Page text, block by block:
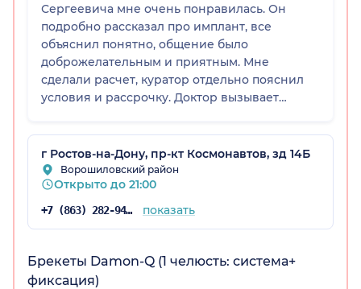
Сергеевича мне очень понравилась. Он
подробно рассказал про имплант, все
объяснил понятно, общение было
доброжелательным и приятным. Мне
сделали расчет, куратор отдельно пояснил
условия и рассрочку. Доктор вызывает
имплантацию, но сначала займусь
выравниванием прикуса.
г Ростов-на-Дону, пр-кт Космонавтов, зд 14Б
Ворошиловский район
Открыто до 21:00
+7 (863) 282-94-14 показать
Брекеты Damon-Q (1 челюсть: система+
фиксация)